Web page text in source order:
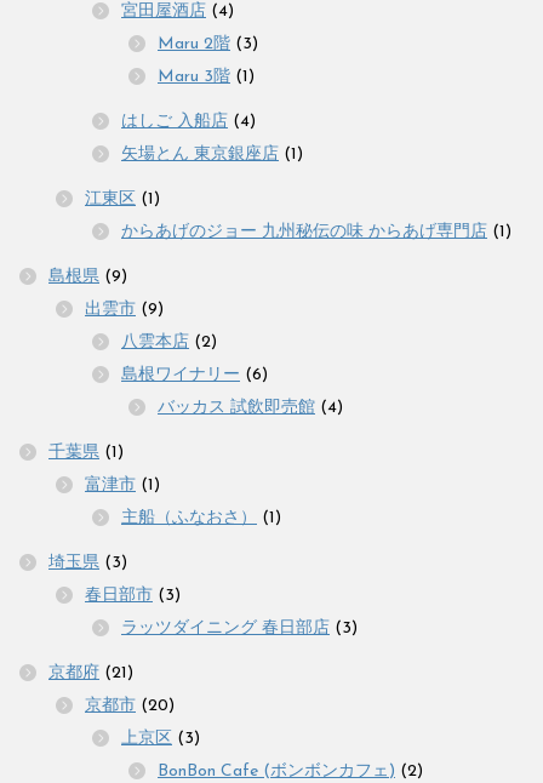
宮田屋酒店 (4)
Maru 2階 (3)
Maru 3階 (1)
はしご 入船店 (4)
矢場とん 東京銀座店 (1)
江東区 (1)
からあげのジョー 九州秘伝の味 からあげ専門店 (1)
島根県 (9)
出雲市 (9)
八雲本店 (2)
島根ワイナリー (6)
バッカス 試飲即売館 (4)
千葉県 (1)
富津市 (1)
主船（ふなおさ）
(1)
埼玉県 (3)
春日部市 (3)
ラッツダイニング 春日部店 (3)
京都府 (21)
京都市 (20)
上京区 (3)
BonBon Cafe (ボンボンカフェ) (2)